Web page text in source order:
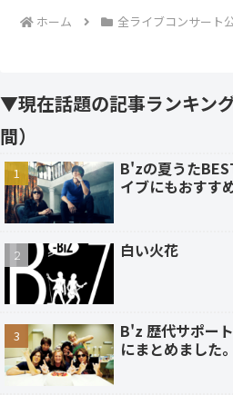
ホーム 全ライブコンサート
▼現在話題の記事ランキン
間）
B'zの夏うた
イブにもおすす
白い火花
B'z 歴代サポー
にまとめました。